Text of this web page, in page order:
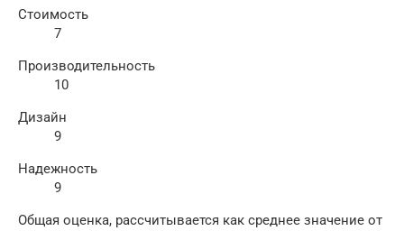
Стоимость
7
Производительность
10
Дизайн
9
Надежность
9
Общая оценка, рассчитывается как среднее значение от